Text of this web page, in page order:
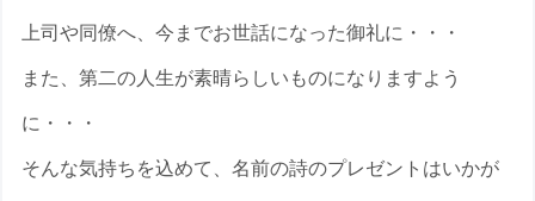
上司や同僚へ、今までお世話になった御礼に・・・
また、第二の人生が素晴らしいものになりますよう
に・・・
そんな気持ちを込めて、名前の詩のプレゼントはいかが